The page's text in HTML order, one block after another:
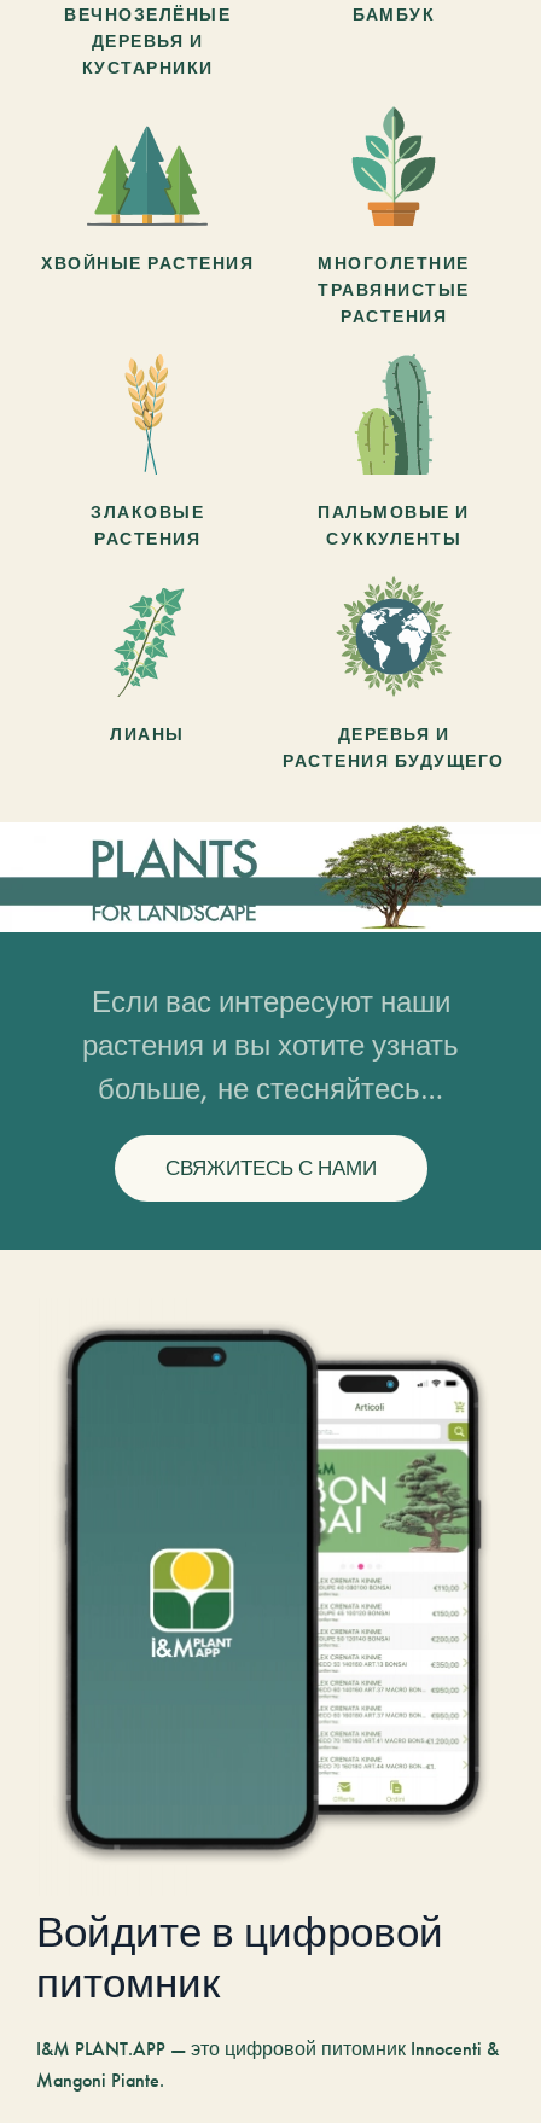
ВЕЧНОЗЕЛЁНЫЕ
ДЕРЕВЬЯ И
КУСТАРНИКИ
БАМБУК
ХВОЙНЫЕ РАСТЕНИЯ
МНОГОЛЕТНИЕ
ТРАВЯНИСТЫЕ
РАСТЕНИЯ
ЗЛАКОВЫЕ
РАСТЕНИЯ
ПАЛЬМОВЫЕ И
СУККУЛЕНТЫ
ЛИАНЫ
ДЕРЕВЬЯ И
РАСТЕНИЯ БУДУЩЕГО
Если вас интересуют наши
растения и вы хотите узнать
больше, не стесняйтесь…
СВЯЖИТЕСЬ С НАМИ
Войдите в цифровой
питомник
I&M PLANT.APP — это цифровой питомник Innocenti &
Mangoni Piante.